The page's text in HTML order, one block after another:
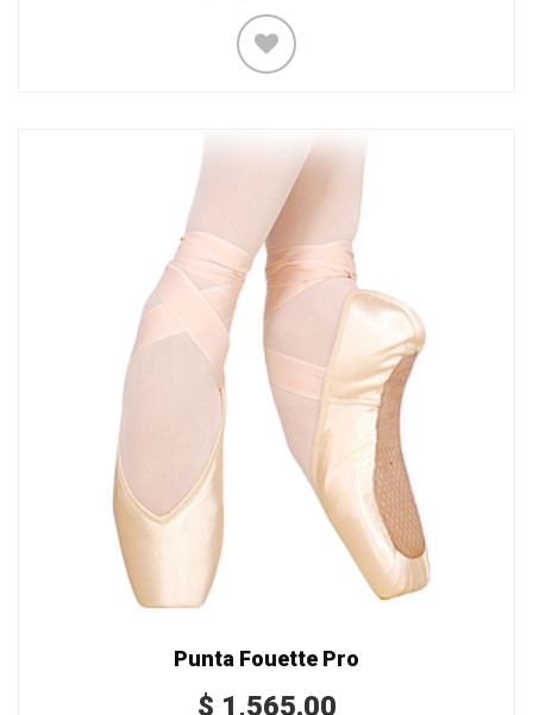
Punta Fouette Pro
$ 1,565.00